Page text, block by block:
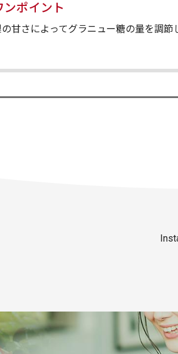
ンポイント
甘さによってグラニュー糖の量を調節